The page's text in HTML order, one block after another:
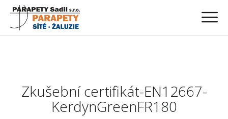
Zkušební certifikát-EN12667-
KerdynGreenFR180